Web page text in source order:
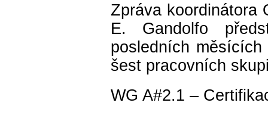
Zpráva koordinátora
E. Gandolfo
posledních
šest pracovních
WG A#2.1 –